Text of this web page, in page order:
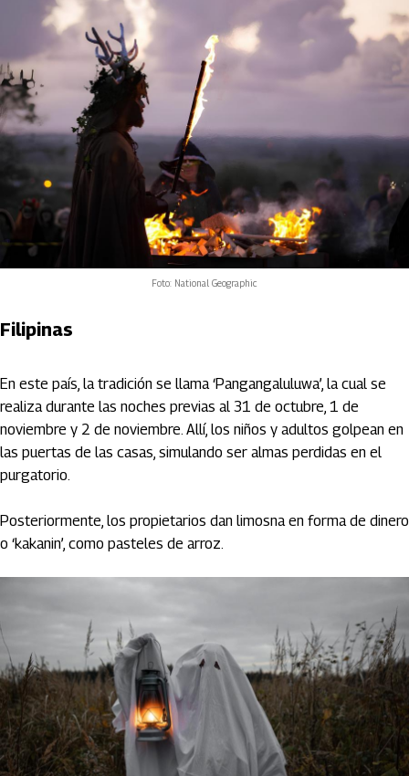
Foto: National Geographic
Filipinas
En este país, la tradición se llama ‘Pangangaluluwa’, la cual se
realiza durante las noches previas al 31 de octubre, 1 de
noviembre y 2 de noviembre. Allí, los niños y adultos golpean en
las puertas de las casas, simulando ser almas perdidas en el
purgatorio.
Posteriormente, los propietarios dan limosna en forma de dinero
o ‘kakanin’, como pasteles de arroz.